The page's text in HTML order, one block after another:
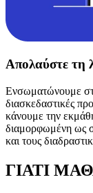
Απολαύστε τη
Ενσωματώνουμε
διασκεδαστικές
κάνουμε την
διαμορφωμένη ως
και τους
ΓΙΑΤΙ